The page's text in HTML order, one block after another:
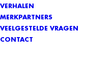
VERHALEN
MERKPARTNERS
VEELGESTELDE VRAGEN
CONTACT